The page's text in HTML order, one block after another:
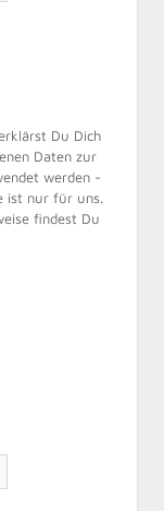
Du Dich
Daten zur
werden -
ist nur für uns.
findest Du